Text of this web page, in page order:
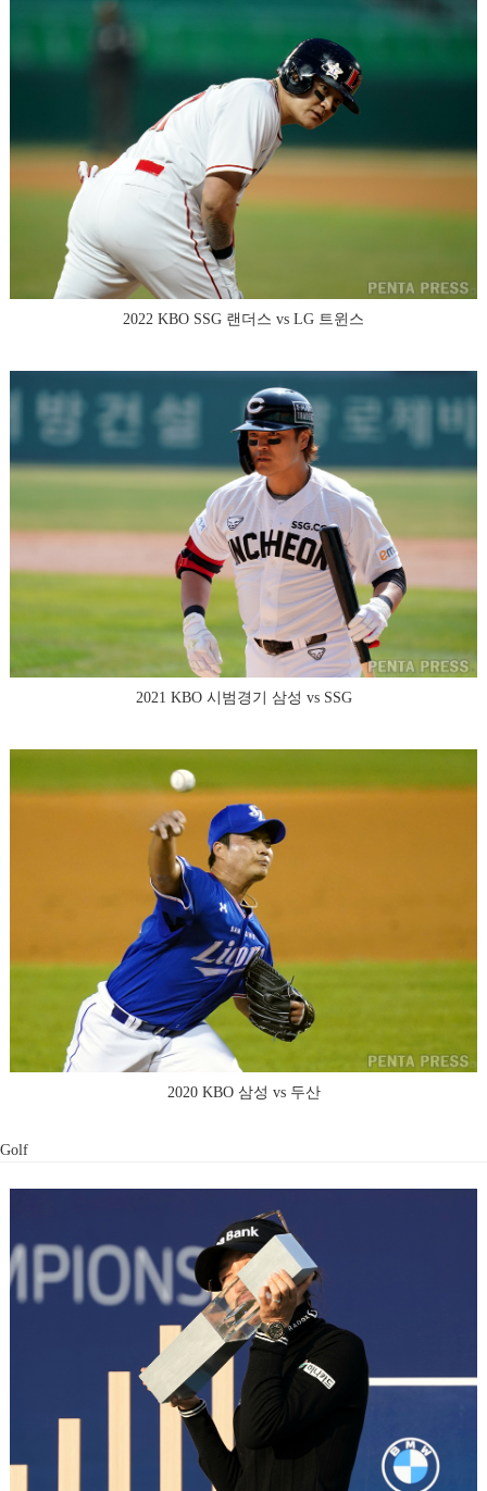
2022 KBO SSG 랜더스 vs LG 트윈스
2021 KBO 시범경기 삼성 vs SSG
2020 KBO 삼성 vs 두산
Golf